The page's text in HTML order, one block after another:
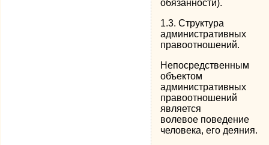
обязанности).
1.3. Структура
административных
правоотношений.
Непосредственным
объектом
административных
правоотношений
является
волевое поведение
человека, его деяния.